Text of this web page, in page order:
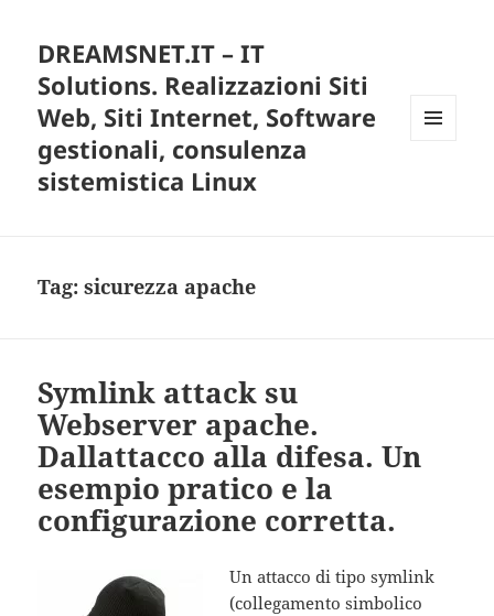
DREAMSNET.IT – IT
Solutions. Realizzazioni Siti
Web, Siti Internet, Software
gestionali, consulenza
sistemistica Linux
Tag:sicurezza apache
Symlink attack su
Webserver apache.
Dallattacco alla difesa. Un
esempio pratico e la
configurazione corretta.
Un attacco di tipo symlink
(collegamento simbolico